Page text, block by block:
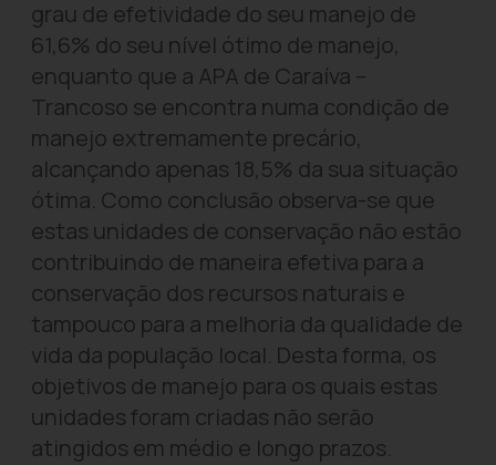
grau de efetividade do seu manejo de
61,6% do seu nível ótimo de manejo,
enquanto que a APA de Caraíva –
Trancoso se encontra numa condição de
manejo extremamente precário,
alcançando apenas 18,5% da sua situação
ótima. Como conclusão observa-se que
estas unidades de conservação não estão
contribuindo de maneira efetiva para a
conservação dos recursos naturais e
tampouco para a melhoria da qualidade de
vida da população local. Desta forma, os
objetivos de manejo para os quais estas
unidades foram criadas não serão
atingidos em médio e longo prazos.